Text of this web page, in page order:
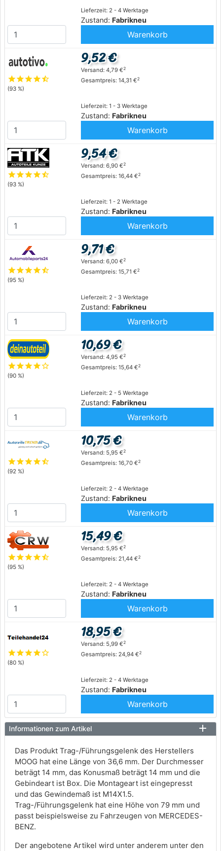
Lieferzeit: 2 - 4 Werktage
Zustand: Fabrikneu
Warenkorb
starstarstarstarstar_half
(93 %)
Lieferzeit: 1 - 3 Werktage
Zustand: Fabrikneu
9,52 €
Versand: 4,79 €2
Gesamtpreis: 14,31 €2
Warenkorb
starstarstarstarstar_half
(93 %)
Lieferzeit: 1 - 2 Werktage
Zustand: Fabrikneu
9,54 €
Versand: 6,90 €2
Gesamtpreis: 16,44 €2
Warenkorb
starstarstarstarstar_half
(95 %)
Lieferzeit: 2 - 3 Werktage
Zustand: Fabrikneu
9,71 €
Versand: 6,00 €2
Gesamtpreis: 15,71 €2
Warenkorb
starstarstarstarstar_outline
(90 %)
Lieferzeit: 2 - 5 Werktage
Zustand: Fabrikneu
10,69 €
Versand: 4,95 €2
Gesamtpreis: 15,64 €2
Warenkorb
starstarstarstarstar_half
(92 %)
Lieferzeit: 2 - 4 Werktage
Zustand: Fabrikneu
10,75 €
Versand: 5,95 €2
Gesamtpreis: 16,70 €2
Warenkorb
starstarstarstarstar_half
(95 %)
Lieferzeit: 2 - 4 Werktage
Zustand: Fabrikneu
15,49 €
Versand: 5,95 €2
Gesamtpreis: 21,44 €2
Warenkorb
starstarstarstarstar_outline
(80 %)
Lieferzeit: 2 - 4 Werktage
Zustand: Fabrikneu
18,95 €
Versand: 5,99 €2
Gesamtpreis: 24,94 €2
Warenkorb
Informationen zum Artikel
Das Produkt Trag-/Führungsgelenk des Herstellers
MOOG hat eine Länge von 36,6 mm. Der Durchmesser
beträgt 14 mm, das Konusmaß beträgt 14 mm und die
Gebindeart ist Box. Die Montageart ist eingepresst
und das Gewindemaß ist M14X1.5.
Trag-/Führungsgelenk hat eine Höhe von 79 mm und
passt beispielsweise zu Fahrzeugen von MERCEDES-
BENZ.
Der angebotene Artikel wird unter anderem unter den